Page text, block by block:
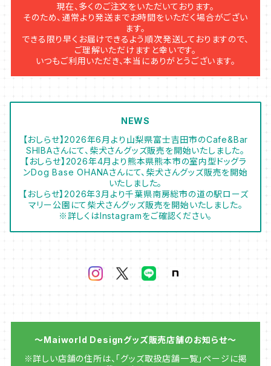
現在、多くのご注文をいただいております。
そのため、通常より発送までお時間をいただく場合がござい
ます。
できる限り早くお届けできるよう順次発送しておりますので、
ご理解いただけますと幸いです。
いつもご利用いただき、本当にありがとうございます。
NEWS
【おしらせ】2026年6月より山梨県富士吉田市のCafe&Bar
SHIBAさんにて、柴犬さんグッズ販売を開始いたしました。
【おしらせ】2026年4月より熊本県熊本市の室内型ドッグラ
ンDog Base OHANAさんにて、柴犬さんグッズ販売を開始
いたしました。
【おしらせ】2026年3月より千葉県南房総市の道の駅ローズ
マリー公園にて柴犬さんグッズ販売を開始いたしました。
※詳しくはInstagramをご確認ください。
〜Maiworld Designグッズ販売店舗のお知らせ〜
※詳しい店舗の住所は、「グッズ取扱店舗一覧」ページに掲